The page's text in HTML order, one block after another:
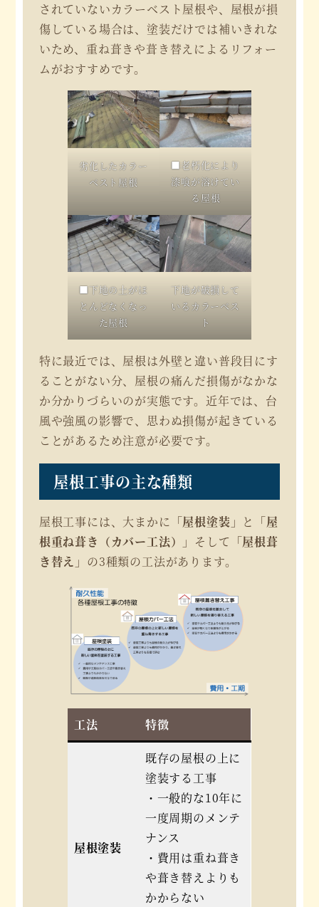
されていないカラーベスト屋根や、屋根が損
傷している場合は、塗装だけでは補いきれな
いため、重ね葺きや葺き替えによるリフォー
ムがおすすめです。
劣化したカラー
ベスト屋根
■老朽化により
漆喰が溶けてい
る屋根
■下地の土がほ
とんどなくなっ
た屋根
下地が破損して
いるカラーベス
ト
特に最近では、屋根は外壁と違い普段目にす
ることがない分、屋根の痛んだ損傷がなかな
か分かりづらいのが実態です。近年では、台
風や強風の影響で、思わぬ損傷が起きている
ことがあるため注意が必要です。
屋根工事の主な種類
屋根工事には、大まかに 「屋根塗装」 と
「屋
根重ね葺き（カバー工法）」 そして 「屋根葺
き替え」 の3種類の工法があります。
工法 特徴
屋根塗装
既存の屋根の上に
塗装する工事
・一般的な10年に
一度周期のメンテ
ナンス
・費用は重ね葺き
や葺き替えよりも
かからない